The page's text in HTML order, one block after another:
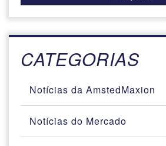
CATEGORIAS
Notícias da AmstedMaxion
Notícias do Mercado